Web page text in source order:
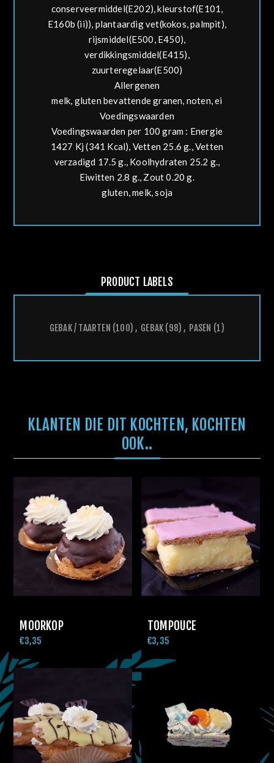
conserveermiddel(E202), kleurstof(E101,
E160b (ii)), plantaardig vet(kokos, palmpit),
rijsmiddel(E500, E450),
verdikkingsmiddel(E415),
zuurteregelaar(E500)
Allergenen
melk, gluten bevattende granen, noten, ei
Voedingswaarden
Voedingswaarden per 100 gram : Energie
1427 Kj (341 Kcal), Vetten 25.6 g., Vetten
verzadigd 17.5 g., Koolhydraten 25.2 g.,
Eiwitten 2.8 g., Zout 0.20 g.
gluten, melk, soja
PRODUCT LABELS
GEBAK / TAARTEN (100) , GEBAK (98) , PASEN (1)
KLANTEN DIE DIT KOCHTEN, KOCHTEN
OOK..
MOORKOP
€3,35
TOMPOUCE
€3,35